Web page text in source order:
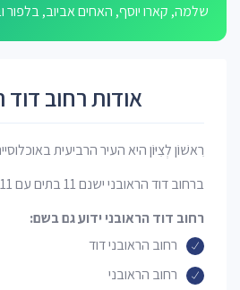
שלמה, קארו יוסף, האחים אביוב, בלפור
אודות רחוב דוד
רִאשׁוֹן לְצִיּוֹן היא העיר הרביעית
ברחוב דוד הראובני ישנם 11 בתים עם 11 מיקודים שונים.
רחוב דוד הראובני ידוע גם בשם:
רחוב הראובני דוד
רחוב הראובני